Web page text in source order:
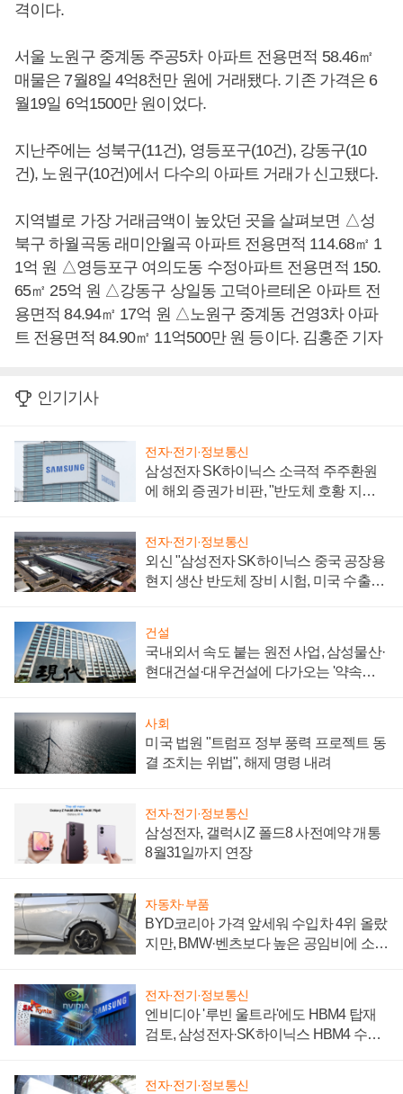
격이다.
서울 노원구 중계동 주공5차 아파트 전용면적 58.46㎡
매물은 7월8일 4억8천만 원에 거래됐다. 기존 가격은 6
월19일 6억1500만 원이었다.
지난주에는 성북구(11건), 영등포구(10건), 강동구(10
건), 노원구(10건)에서 다수의 아파트 거래가 신고됐다.
지역별로 가장 거래금액이 높았던 곳을 살펴보면 △성
북구 하월곡동 래미안월곡 아파트 전용면적 114.68㎡ 1
1억 원 △영등포구 여의도동 수정아파트 전용면적 150.
65㎡ 25억 원 △강동구 상일동 고덕아르테온 아파트 전
용면적 84.94㎡ 17억 원 △노원구 중계동 건영3차 아파
트 전용면적 84.90㎡ 11억500만 원 등이다. 김홍준 기자
인기기사
전자·전기·정보통신
삼성전자 SK하이닉스 소극적 주주환원
에 해외 증권가 비판, "반도체 호황 지속
전자·전기·정보통신
외신 "삼성전자 SK하이닉스 중국 공장용
현지 생산 반도체 장비 시험, 미국 수출통
건설
국내외서 속도 붙는 원전 사업, 삼성물산·
현대건설·대우건설에 다가오는 '약속의
사회
미국 법원 "트럼프 정부 풍력 프로젝트 동
결 조치는 위법", 해제 명령 내려
전자·전기·정보통신
삼성전자, 갤럭시Z 폴드8 사전예약 개통
8월31일까지 연장
자동차·부품
BYD코리아 가격 앞세워 수입차 4위 올랐
지만, BMW·벤츠보다 높은 공임비에 소비
전자·전기·정보통신
엔비디아 '루빈 울트라'에도 HBM4 탑재
검토, 삼성전자·SK하이닉스 HBM4 수율
전자·전기·정보통신